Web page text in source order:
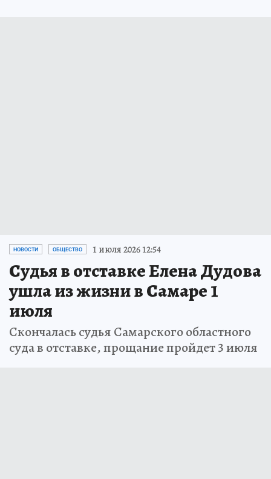
НОВОСТИ ОБЩЕСТВО 1 июля 2026 12:54
Судья в отставке Елена Дудова
ушла из жизни в Самаре 1
июля
Скончалась судья Самарского областного
суда в отставке, прощание пройдет 3 июля